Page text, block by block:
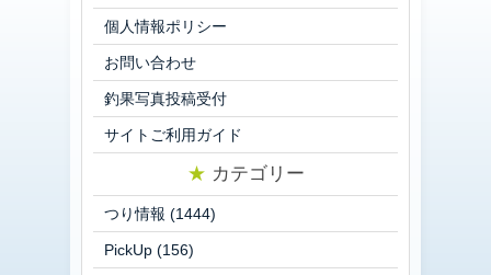
個人情報ポリシー
お問い合わせ
釣果写真投稿受付
サイトご利用ガイド
★ カテゴリー
つり情報 (1444)
PickUp (156)